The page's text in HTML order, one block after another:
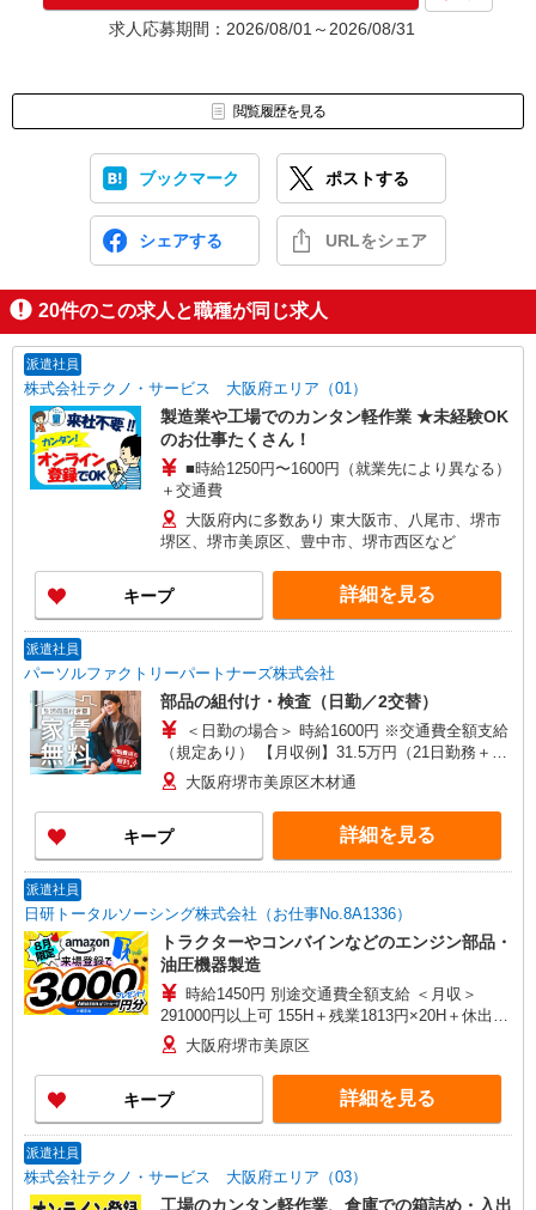
★入社前に配属先が決定する場合もございます。
いずれの場合も、入社された時点で給与が発生します。（当社規
株式会社テクノ・サービス 堺営業所
〒590-0075 大阪府堺市堺区南花田口町2-3-20 三共堺東ビル4階
求人応募期間：2026/08/01～2026/08/31
閲覧履歴を見る
ブックマーク ポストする
シェアする URLをシェア
20件のこの求人と職種が同じ求人
派遣社員
株式会社テクノ・サービス 大阪府エリア（01）
製造業や工場でのカンタン軽作業 ★未経験OK
のお仕事たくさん！
■時給1250円〜1600円（就業先により異なる）
＋交通費
大阪府内に多数あり 東大阪市、八尾市、堺市
堺区、堺市美原区、豊中市、堺市西区など
キープ 詳細を見る
派遣社員
パーソルファクトリーパートナーズ株式会社
部品の組付け・検査（日勤／2交替）
＜日勤の場合＞ 時給1600円 ※交通費全額支給
（規定あり） 【月収例】31.5万円（21日勤務＋残
業20h＋休出1日） ＜2交替の場合＞ 基本時給1600
円・深夜時給2000円 ※交通費全額支給（規定あ
り） 【月収例】33.8万円（21日勤務＋残業20h＋
深夜57.5h＋休出1日）
大阪府堺市美原区木材通
キープ 詳細を見る
派遣社員
日研トータルソーシング株式会社（お仕事No.8A1336）
トラクターやコンバインなどのエンジン部品・
油圧機器製造
時給1450円 別途交通費全額支給 ＜月収＞
291000円以上可 155H＋残業1813円×20H＋休出
1813円×7.75H＋深夜363円×46.5H
大阪府堺市美原区
キープ 詳細を見る
派遣社員
株式会社テクノ・サービス 大阪府エリア（03）
工場のカンタン軽作業、倉庫での箱詰め・入出